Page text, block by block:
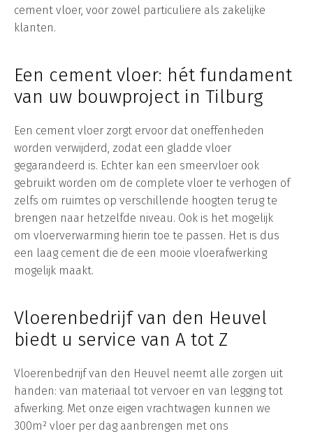
cement vloer, voor zowel particuliere als zakelijke
klanten.
Een cement vloer: hét fundament
van uw bouwproject in Tilburg
Een cement vloer zorgt ervoor dat oneffenheden
worden verwijderd, zodat een gladde vloer
gegarandeerd is. Echter kan een smeervloer ook
gebruikt worden om de complete vloer te verhogen of
zelfs om ruimtes op verschillende hoogten terug te
brengen naar hetzelfde niveau. Ook is het mogelijk
om vloerverwarming hierin toe te passen. Het is dus
een laag cement die de een mooie vloerafwerking
mogelijk maakt.
Vloerenbedrijf van den Heuvel
biedt u service van A tot Z
Vloerenbedrijf van den Heuvel neemt alle zorgen uit
handen: van materiaal tot vervoer en van legging tot
afwerking. Met onze eigen vrachtwagen kunnen we
300m² vloer per dag aanbrengen met ons